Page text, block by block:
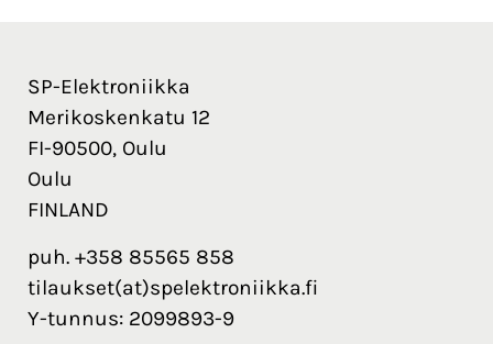
SP-Elektroniikka
Merikoskenkatu 12
FI-90500, Oulu
Oulu
FINLAND
puh. +358 85565 858
tilaukset(at)spelektroniikka.fi
Y-tunnus: 2099893-9